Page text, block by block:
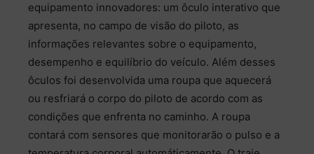
equipamento innovadores: um ôculo interativo que
apresenta, no campo de visão do piloto, as
informações relevantes sobre o equipamento,
desempenho e equilíbrio do veículo. Além desses
ôculos foi desenvolvida uma roupa que aquecerá
ou resfriará o corpo do piloto de acordo com as
condições que enfrenta no caminho. A roupa
contará com sensores que monitorarão o pulso e a